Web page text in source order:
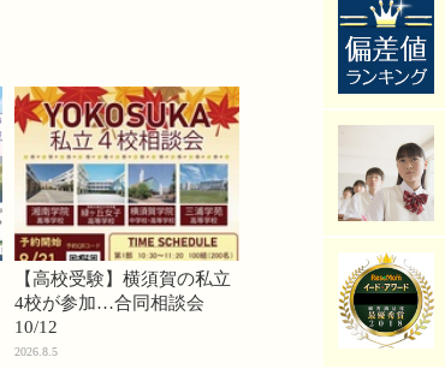
【高校受験】横須賀の私立
4校が参加…合同相談会
10/12
2026.8.5